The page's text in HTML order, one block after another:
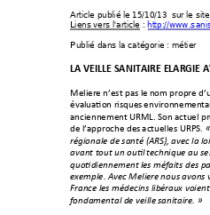
Article publié le 15/10/13  sur le
Liens vers l'article : http://www.s
Publié dans la catégorie : métier
LA VEILLE SANITAIRE ELARGIE
Meliere n’est pas l e nom propre
évaluation risques environnemen
anciennement URML. Son actuel
de l’approche des actuelles URPS. «
régionale de santé (ARS), avec la
avant tout un outil technique au
quotidiennement les méfaits des
exemple. Avec Meliere nous avons
France les médecins libéraux
fondamental de veille sanitaire. »